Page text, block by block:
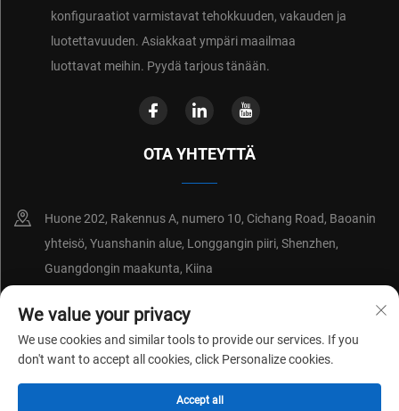
konfiguraatiot varmistavat tehokkuuden, vakauden ja
luotettavuuden. Asiakkaat ympäri maailmaa
luottavat meihin. Pyydä tarjous tänään.
OTA YHTEYTTÄ
Huone 202, Rakennus A, numero 10, Cichang Road, Baoanin
yhteisö, Yuanshanin alue, Longgangin piiri, Shenzhen,
Guangdongin maakunta, Kiina
+86-18214652676
[email protected]
Copyright © 2026 Shenzhen Shenchuangxing Technology Co., Ltd.
We value your privacy
We use cookies and similar tools to provide our services. If you
don't want to accept all cookies, click Personalize cookies.
Accept all